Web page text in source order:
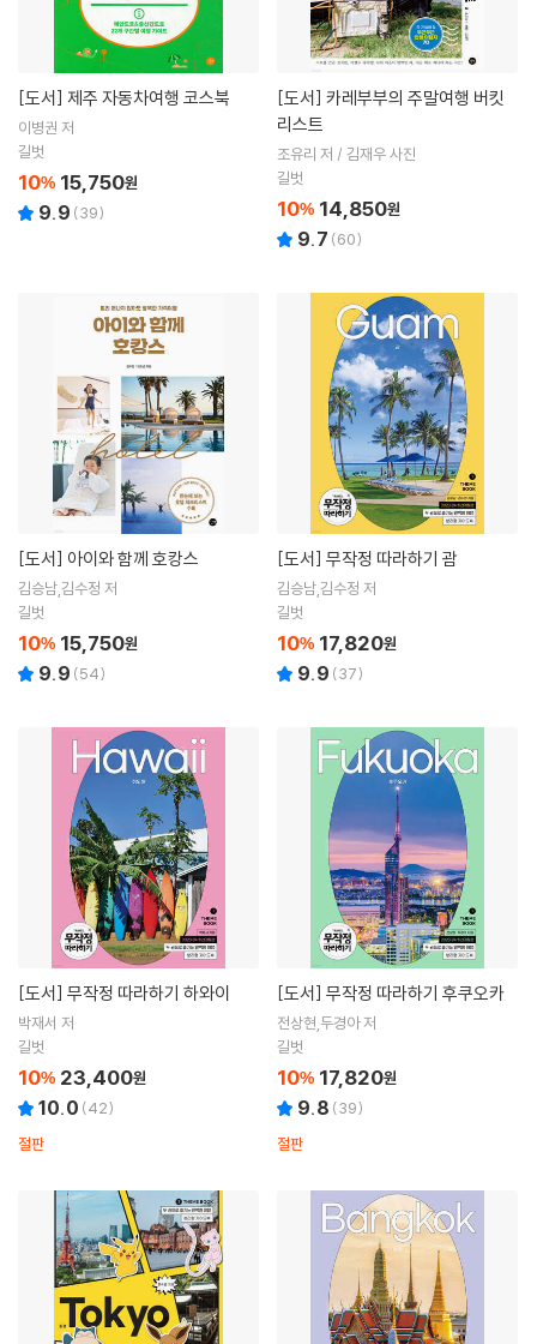
[도서] 제주 자동차여행 코스북
이병권 저
길벗
10% 15,750원
9.9 (39)
[도서]
리스트
조유리 저 / 김재우 사진
길벗
10% 14,850원
9.7 (60)
[도서] 아이와 함께 호캉스
김승남,김수정 저
길벗
10% 15,750원
9.9 (54)
[도서] 무작정 따라하기 괌
김승남,김수정 저
길벗
10% 17,820원
9.9 (37)
[도서] 무작정 따라하기 하와이
박재서 저
길벗
10% 23,400원
10.0 (42)
절판
[도서] 무작정 따라하기 후쿠오카
전상현,두경아 저
길벗
10% 17,820원
9.8 (39)
절판